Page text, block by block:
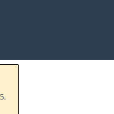
• QFD • CASH-FLOW • GANTT
bejegyzések